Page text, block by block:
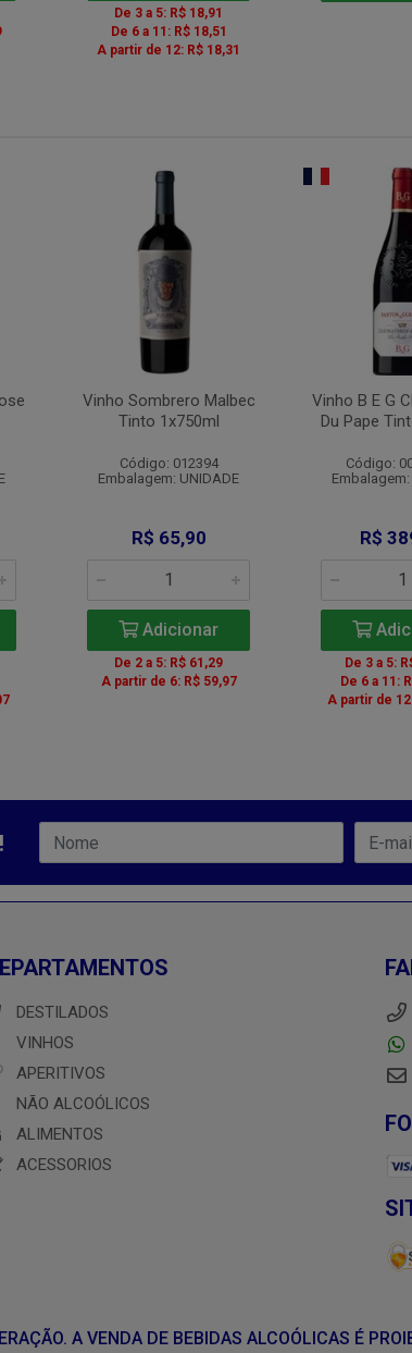
De 3 a 5: R$ 18,91
De 6 a 11: R$ 18,51
A partir de 12: R$ 18,31
Vinho Sombrero Malbec
Tinto 1x750ml
Código: 012394
Embalagem: UNIDADE
R$ 65,90
Adicionar
De 2 a 5: R$ 61,29
A partir de 6: R$ 59,97
Vinho B E G
Du Pape
Código:
R$
De 3 a 5:
De 6 a 11:
A partir de
DESTILADOS
VINHOS
APERITIVOS
NÃO ALCOÓLICOS
ALIMENTOS
ACESSORIOS
A VENDA DE BEBIDAS ALCOÓLICAS É